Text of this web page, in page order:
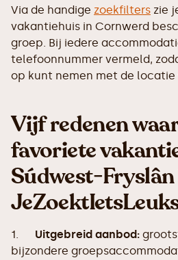
Via de handige zoekfilters zie
vakantiehuis in Cornwerd
groep. Bij iedere
telefoonnummer vermeld,
op kunt nemen met de locatie
Vijf redenen
favoriete
Súdwest-
1. Uitgebreid aanbod:
bijzondere